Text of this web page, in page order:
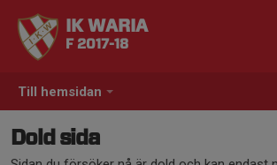
Till hemsidan
IK WARIA
F 2017-18
Dold sida